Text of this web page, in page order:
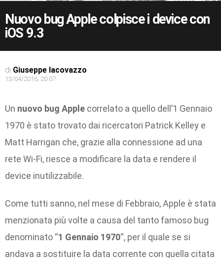
Nuovo bug Apple colpisce i device con
iOS 9.3
di Giuseppe Iacovazzo
13/04/2016, 20:07
Un nuovo bug Apple correlato a quello dell’1 Gennaio
1970 è stato trovato dai ricercatori Patrick Kelley e
Matt Harrigan che, grazie alla connessione ad una
rete Wi-Fi, riesce a modificare la data e rendere il
device inutilizzabile.
Come tutti sanno, nel mese di Febbraio, Apple è stata
menzionata più volte a causa del tanto famoso bug
denominato “1 Gennaio 1970“, per il quale se si
andava a sostituire la data corrente con quella citata